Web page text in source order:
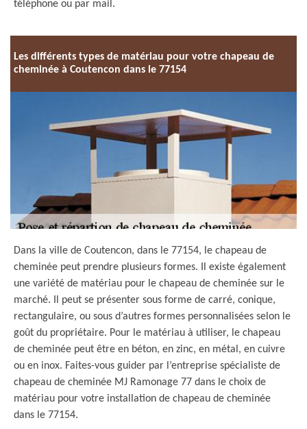
téléphone ou par mail.
Les différents types de matériau pour votre chapeau de
cheminée à Coutencon dans le 77154
Dans la ville de Coutencon, dans le 77154, le chapeau de
cheminée peut prendre plusieurs formes. Il existe également
une variété de matériau pour le chapeau de cheminée sur le
marché. Il peut se présenter sous forme de carré, conique,
rectangulaire, ou sous d’autres formes personnalisées selon le
goût du propriétaire. Pour le matériau à utiliser, le chapeau
de cheminée peut être en béton, en zinc, en métal, en cuivre
ou en inox. Faites-vous guider par l’entreprise spécialiste de
chapeau de cheminée MJ Ramonage 77 dans le choix de
matériau pour votre installation de chapeau de cheminée
dans le 77154.